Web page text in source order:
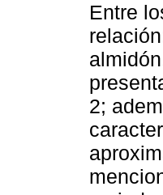
Entre
2;